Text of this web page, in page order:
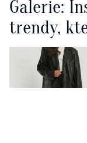
Galerie:
trendy,